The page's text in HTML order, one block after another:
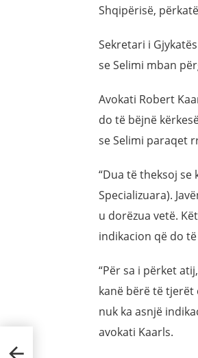
Shqipërisë,
Sekretari i
se Selimi mban
Avokati Robert
do të bëjnë
se Selimi paraqet
“Dua të theksoj
Specializuara).
u dorëzua vetë.
indikacion që do
“Për sa i përket
kanë bërë të
nuk ka asnjë
avokati Kaarls.